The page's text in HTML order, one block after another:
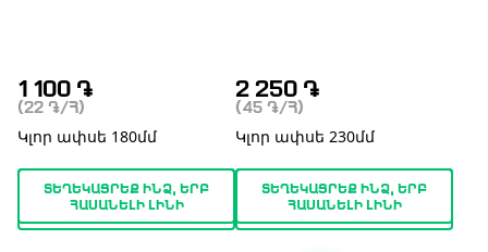
1 100 ֏
(22 ֏ /Հ)
Կլոր ափսե 180մմ
ՏԵՂԵԿԱՑՐԵՔ ԻՆՁ, ԵՐԲ
ՀԱՍԱՆԵԼԻ ԼԻՆԻ
2 250 ֏
(45 ֏ /Հ)
Կլոր ափսե 230մմ
ՏԵՂԵԿԱՑՐԵՔ ԻՆՁ, ԵՐԲ
ՀԱՍԱՆԵԼԻ ԼԻՆԻ